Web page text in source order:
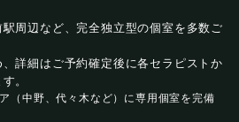
周辺など、完全独立型の個室を多数ご
詳細はご予約確定後に各セラピストか
。
（中野、代々木など）に専用個室を完備